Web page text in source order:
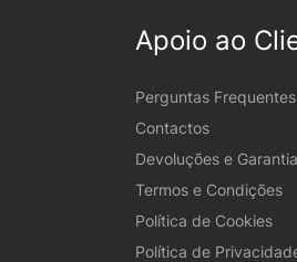
Apoio ao
Perguntas Frequentes
Contactos
Devoluções e
Termos e Condições
Política de Cookies
Política de